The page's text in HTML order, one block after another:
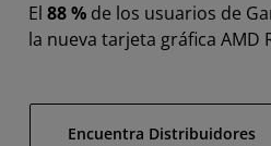
El 88 % de los usuarios de
la nueva tarjeta gráfica AMD
Encuentra Distribuidores